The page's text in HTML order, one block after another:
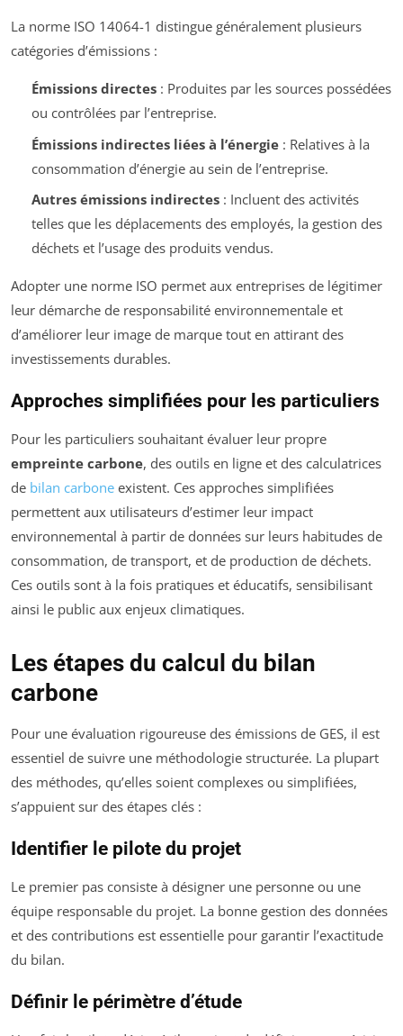
La norme ISO 14064-1 distingue généralement plusieurs
catégories d’émissions :
Émissions directes: Produites par les sources possédées
ou contrôlées par l’entreprise.
Émissions indirectes liées à l’énergie: Relatives à la
consommation d’énergie au sein de l’entreprise.
Autres émissions indirectes: Incluent des activités
telles que les déplacements des employés, la gestion des
déchets et l’usage des produits vendus.
Adopter une norme ISO permet aux entreprises de légitimer
leur démarche de responsabilité environnementale et
d’améliorer leur image de marque tout en attirant des
investissements durables.
Approches simplifiées pour les particuliers
Pour les particuliers souhaitant évaluer leur propre
empreinte carbone, des outils en ligne et des calculatrices
de bilan carbone existent. Ces approches simplifiées
permettent aux utilisateurs d’estimer leur impact
environnemental à partir de données sur leurs habitudes de
consommation, de transport, et de production de déchets.
Ces outils sont à la fois pratiques et éducatifs, sensibilisant
ainsi le public aux enjeux climatiques.
Les étapes du calcul du bilan
carbone
Pour une évaluation rigoureuse des émissions de GES, il est
essentiel de suivre une méthodologie structurée. La plupart
des méthodes, qu’elles soient complexes ou simplifiées,
s’appuient sur des étapes clés :
Identifier le pilote du projet
Le premier pas consiste à désigner une personne ou une
équipe responsable du projet. La bonne gestion des données
et des contributions est essentielle pour garantir l’exactitude
du bilan.
Définir le périmètre d’étude